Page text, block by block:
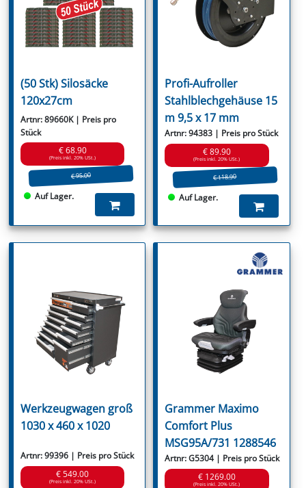
(50 Stk) Silosäcke
120x27cm
Artnr: 89660K | Preis pro
Stück
€ 68.90
(Preis inkl. 20% USt.)
€ 95.00
Auf Lager.
Profi-Aufroller
Stahlblechgehäuse 15
m 9,5 x 17 mm
Artnr: 94383 | Preis pro Stück
€ 89.90
(Preis inkl. 20% USt.)
€ 118.90
Auf Lager.
Werkzeugwagen groß
1030 x 460 x 1020
Artnr: 99396 | Preis pro Stück
€ 549.00
(Preis inkl. 20% USt.)
Grammer Maximo
Comfort Plus
MSG95A/731 1288546
Artnr: G5304 | Preis pro Stück
€ 1269.00
(Preis inkl. 20% USt.)